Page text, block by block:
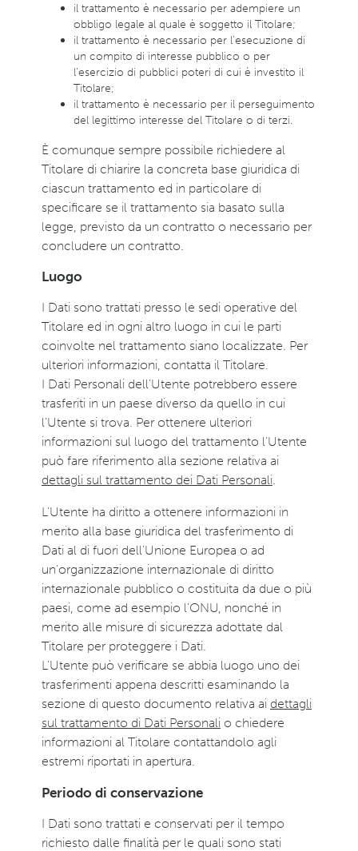
il trattamento è necessario per adempiere un
obbligo legale al quale è soggetto il Titolare;
il trattamento è necessario per l’esecuzione di
un compito di interesse pubblico o per
l’esercizio di pubblici poteri di cui è investito il
Titolare;
il trattamento è necessario per il perseguimento
del legittimo interesse del Titolare o di terzi.
È comunque sempre possibile richiedere al
Titolare di chiarire la concreta base giuridica di
ciascun trattamento ed in particolare di
specificare se il trattamento sia basato sulla
legge, previsto da un contratto o necessario per
concludere un contratto.
Luogo
I Dati sono trattati presso le sedi operative del
Titolare ed in ogni altro luogo in cui le parti
coinvolte nel trattamento siano localizzate. Per
ulteriori informazioni, contatta il Titolare.
I Dati Personali dell’Utente potrebbero essere
trasferiti in un paese diverso da quello in cui
l’Utente si trova. Per ottenere ulteriori
informazioni sul luogo del trattamento l’Utente
può fare riferimento alla sezione relativa ai
dettagli sul trattamento dei Dati Personali.
L’Utente ha diritto a ottenere informazioni in
merito alla base giuridica del trasferimento di
Dati al di fuori dell’Unione Europea o ad
un’organizzazione internazionale di diritto
internazionale pubblico o costituita da due o più
paesi, come ad esempio l’ONU, nonché in
merito alle misure di sicurezza adottate dal
Titolare per proteggere i Dati.
L’Utente può verificare se abbia luogo uno dei
trasferimenti appena descritti esaminando la
sezione di questo documento relativa ai dettagli
sul trattamento di Dati Personalio chiedere
informazioni al Titolare contattandolo agli
estremi riportati in apertura.
Periodo di conservazione
I Dati sono trattati e conservati per il tempo
richiesto dalle finalità per le quali sono stati